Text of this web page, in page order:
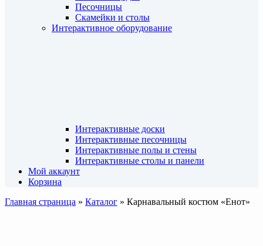
Песочницы
Скамейки и столы
Интерактивное оборудование
Интерактивные доски
Интерактивные песочницы
Интерактивные полы и стены
Интерактивные столы и панели
Мой аккаунт
Корзина
Главная страница » Каталог » Карнавальный костюм «Енот»